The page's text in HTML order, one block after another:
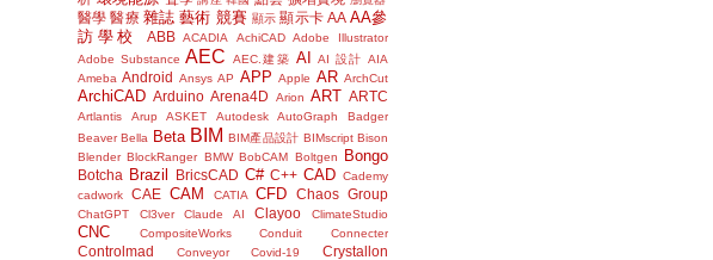
醫學 醫療 雜誌 藝術 競賽 顯示 顯示卡 AA AA參
訪學校
ABB ACADIA AchiCAD
Adobe Illustrator
Adobe Substance AEC AEC.建築 AI AI 設計 AIA
Ameba Android Ansys AP APP Apple AR ArchCut
ArchiCAD Arduino Arena4D Arion ART ARTC
Artlantis Arup ASKET Autodesk AutoGraph
Badger
Beaver Bella Beta BIM BIM產品設計 BIMscript Bison
Blender BlockRanger BMW BobCAM Boltgen Bongo
Botcha Brazil BricsCAD C# C++ CAD Cademy
cadwork
CAE CAM CATIA CFD Chaos Group
ChatGPT Cl3ver Claude AI Clayoo ClimateStudio
CNC CompositeWorks Conduit Connecter
Controlmad Conveyor Covid-19 Crystallon